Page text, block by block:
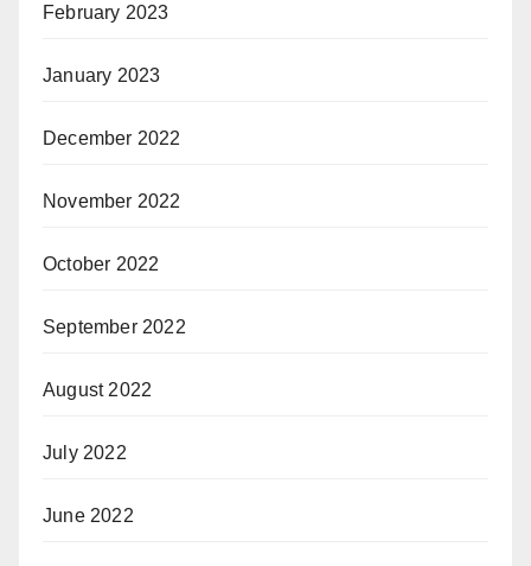
February 2023
January 2023
December 2022
November 2022
October 2022
September 2022
August 2022
July 2022
June 2022